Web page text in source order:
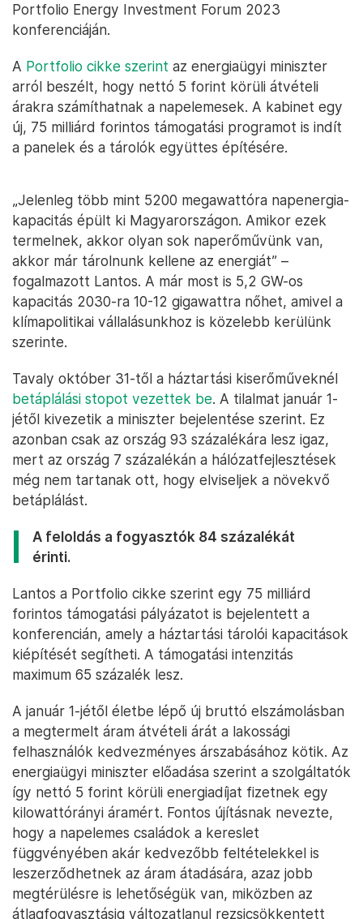
Portfolio Energy Investment Forum 2023
konferenciáján.
A Portfolio cikke szerint az energiaügyi miniszter
arról beszélt, hogy nettó 5 forint körüli átvételi
árakra számíthatnak a napelemesek. A kabinet egy
új, 75 milliárd forintos támogatási programot is indít
a panelek és a tárolók együttes építésére.
„Jelenleg több mint 5200 megawattóra napenergia-
kapacitás épült ki Magyarországon. Amikor ezek
termelnek, akkor olyan sok naperőművünk van,
akkor már tárolnunk kellene az energiát” –
fogalmazott Lantos. A már most is 5,2 GW-os
kapacitás 2030-ra 10-12 gigawattra nőhet, amivel a
klímapolitikai vállalásunkhoz is közelebb kerülünk
szerinte.
Tavaly október 31-től a háztartási kiserőműveknél
betáplálási stopot vezettek be. A tilalmat január 1-
jétől kivezetik a miniszter bejelentése szerint. Ez
azonban csak az ország 93 százalékára lesz igaz,
mert az ország 7 százalékán a hálózatfejlesztések
még nem tartanak ott, hogy elviseljek a növekvő
betáplálást.
A feloldás a fogyasztók 84 százalékát
érinti.
Lantos a Portfolio cikke szerint egy 75 milliárd
forintos támogatási pályázatot is bejelentett a
konferencián, amely a háztartási tárolói kapacitások
kiépítését segítheti. A támogatási intenzitás
maximum 65 százalék lesz.
A január 1-jétől életbe lépő új bruttó elszámolásban
a megtermelt áram átvételi árát a lakossági
felhasználók kedvezményes árszabásához kötik. Az
energiaügyi miniszter előadása szerint a szolgáltatók
így nettó 5 forint körüli energiadíjat fizetnek egy
kilowattórányi áramért. Fontos újításnak nevezte,
hogy a napelemes családok a kereslet
függvényében akár kedvezőbb feltételekkel is
leszerződhetnek az áram átadására, azaz jobb
megtérülésre is lehetőségük van, miközben az
átlagfogyasztásig változatlanul rezsicsökkentett